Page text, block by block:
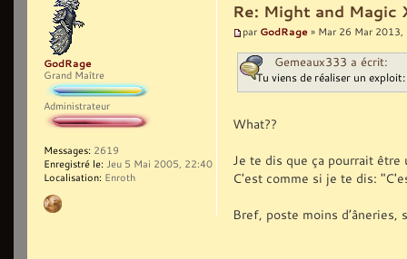
Re: Might and Magic
par GodRage » Mar 26 Mar 2013,
Gemeaux333 a écrit:
Tu viens de réaliser un
What??
Je te dis que ça pourrait être
C'est comme si je te dis:
Bref, poste moins d’âneries,
GodRage
Grand Maître
Administrateur
Messages: 2619
Enregistré le: Jeu 5 Mai 2005, 22:40
Localisation: Enroth